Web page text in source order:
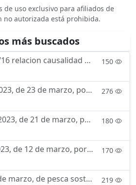
de uso exclusivo para afiliados de
no autorizada está prohibida.
más buscados
Resolución 20260716 relacion causalidad servicio enfermedad 150
Orden PCM/286/2023, de 23 de marzo, por la que se regula el currículo de la enseñanza de formación para la incorporación a la Escala de Oficiales del Cuerpo de la Guardia Civil mediante la forma de in 276
Real Decreto 186/2023, de 21 de marzo, por el que se aprueba el Reglamento de Ordenación de la Navegación Marítima. 180
Orden HFP/266/2023, de 12 de marzo, por la que se determina la composición y funcionamiento de la Comisión Permanente de Selección. 170
Ley 5/2023, de 17 de marzo, de pesca sostenible e investigación pesquera. 219